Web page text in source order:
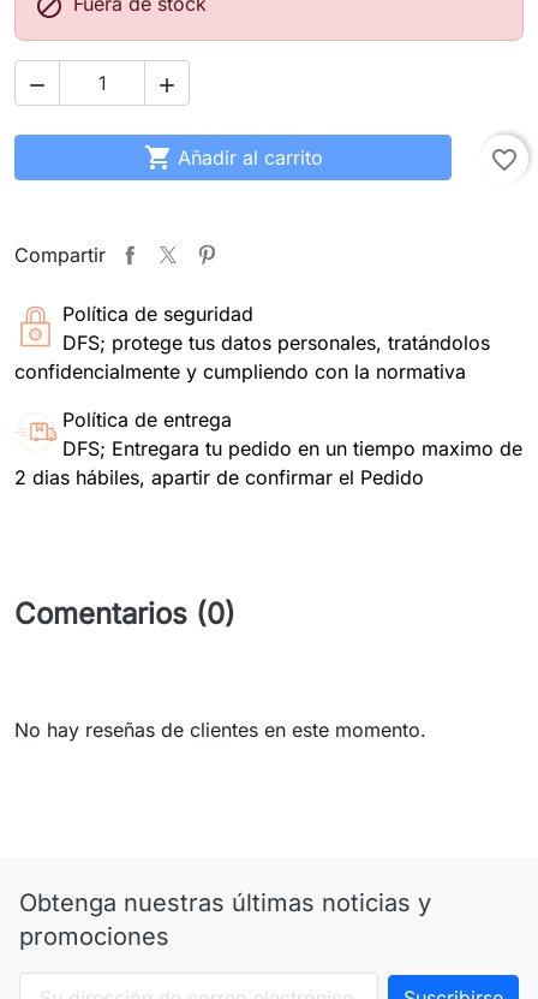

 
 Añadir al carrito favorite_border
Compartir
Política de seguridad
DFS; protege tus datos personales, tratándolos
confidencialmente y cumpliendo con la normativa
Política de entrega
DFS; Entregara tu pedido en un tiempo maximo de
2 dias hábiles, apartir de confirmar el Pedido
Comentarios (0)
No hay reseñas de clientes en este momento.
Obtenga nuestras últimas noticias y
promociones